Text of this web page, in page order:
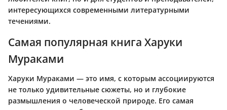
интересующихся современными литературными
течениями.
Самая популярная книга Харуки
Мураками
Харуки Мураками — это имя, с которым ассоциируются
не только удивительные сюжеты, но и глубокие
размышления о человеческой природе. Его самая